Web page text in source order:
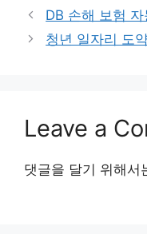
DB 손해 보험
청년 일자리 도
Leave a
댓글을 달기 위해서